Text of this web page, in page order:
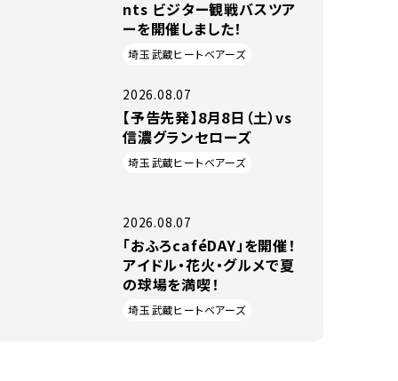
nts ビジター観戦バスツア
ーを開催しました！
埼玉武蔵ヒートベアーズ
【予告先発】8月8日（土）vs
信濃グランセローズ
埼玉武蔵ヒートベアーズ
2026.08.07
「おふろcaféDAY」を開催！
アイドル・花火・グルメで夏
の球場を満喫！
埼玉武蔵ヒートベアーズ
2026.08.07